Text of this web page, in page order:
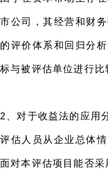
市公司，其经营和财
的评价体系和回归分
标与被评估单位进行比
2、对于收益法的应用
评估人员从企业总体
面对本评估项目能否采